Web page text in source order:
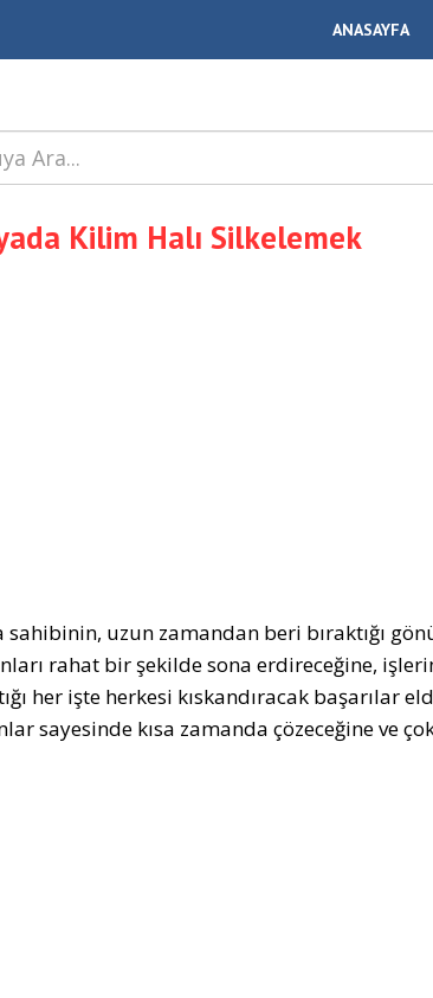
ANASAYFA
Kilim Halı Silkelemek
sahibinin, uzun zamandan beri bıraktığı
rahat bir şekilde sona erdireceğine,
her işte herkesi kıskandıracak başarılar
sayesinde kısa zamanda çözeceğine ve